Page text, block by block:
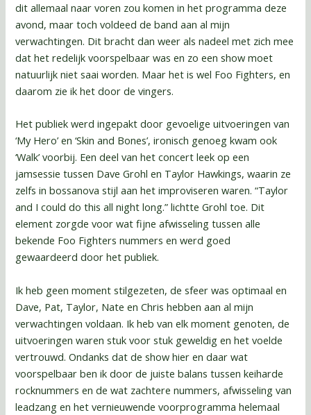
dit allemaal naar voren zou komen in het programma deze
avond, maar toch voldeed de band aan al mijn
verwachtingen. Dit bracht dan weer als nadeel met zich mee
dat het redelijk voorspelbaar was en zo een show moet
natuurlijk niet saai worden. Maar het is wel Foo Fighters, en
daarom zie ik het door de vingers.
Het publiek werd ingepakt door gevoelige uitvoeringen van
‘My Hero’ en ‘Skin and Bones’, ironisch genoeg kwam ook
‘Walk’ voorbij. Een deel van het concert leek op een
jamsessie tussen Dave Grohl en Taylor Hawkings, waarin ze
zelfs in bossanova stijl aan het improviseren waren. “Taylor
and I could do this all night long.” lichtte Grohl toe. Dit
element zorgde voor wat fijne afwisseling tussen alle
bekende Foo Fighters nummers en werd goed
gewaardeerd door het publiek.
Ik heb geen moment stilgezeten, de sfeer was optimaal en
Dave, Pat, Taylor, Nate en Chris hebben aan al mijn
verwachtingen voldaan. Ik heb van elk moment genoten, de
uitvoeringen waren stuk voor stuk geweldig en het voelde
vertrouwd. Ondanks dat de show hier en daar wat
voorspelbaar ben ik door de juiste balans tussen keiharde
rocknummers en de wat zachtere nummers, afwisseling van
leadzang en het vernieuwende voorprogramma helemaal